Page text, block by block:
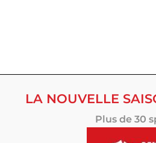
LA NOUVELLE
Plus de 30